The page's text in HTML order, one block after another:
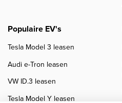
Populaire EV's
Tesla Model 3 leasen
Audi e-Tron leasen
VW ID.3 leasen
Tesla Model Y leasen